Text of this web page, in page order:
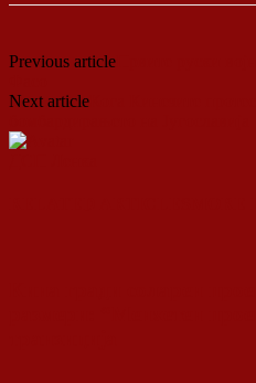
Previous article
Next article